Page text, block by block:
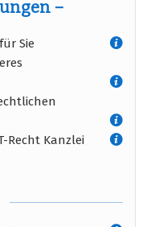
–
Sie
Recht Kanzlei